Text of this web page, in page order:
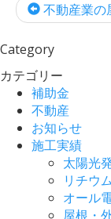
不動産業
Category
カテゴリー
補助金
不動産
お知らせ
施工実績
太陽光
リチウ
オール
屋根・